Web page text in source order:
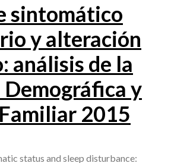
sintomático
y alteración
análisis de la
Demográfica y
2015
status and sleep disturbance: